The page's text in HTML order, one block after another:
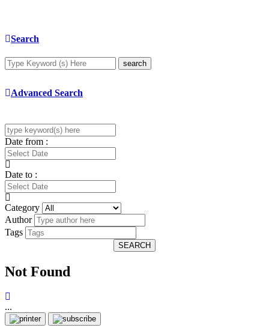
Search
search
Advanced Search
Date from :
Date to :
Category
Author
Tags
SEARCH
Not Found
...